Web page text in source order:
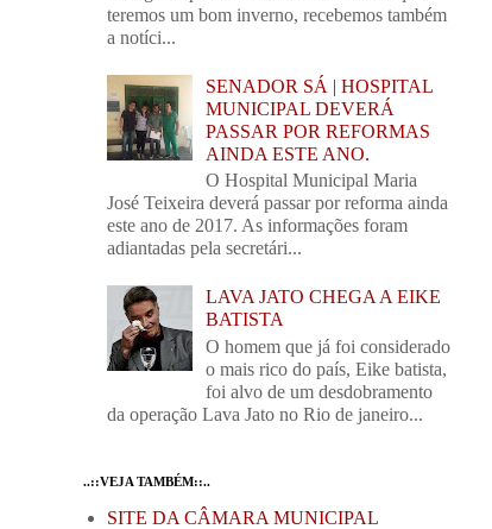
teremos um bom inverno, recebemos também
a notíci...
SENADOR SÁ | HOSPITAL
MUNICIPAL DEVERÁ
PASSAR POR REFORMAS
AINDA ESTE ANO.
O Hospital Municipal Maria
José Teixeira deverá passar por reforma ainda
este ano de 2017. As informações foram
adiantadas pela secretári...
LAVA JATO CHEGA A EIKE
BATISTA
O homem que já foi considerado
o mais rico do país, Eike batista,
foi alvo de um desdobramento
da operação Lava Jato no Rio de janeiro...
..::VEJA TAMBÉM::..
SITE DA CÂMARA MUNICIPAL